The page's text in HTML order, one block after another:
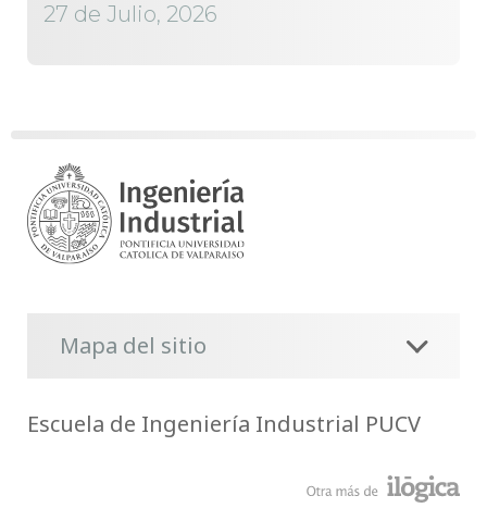
27 de Julio, 2026
Mapa del sitio
Escuela de Ingeniería Industrial PUCV